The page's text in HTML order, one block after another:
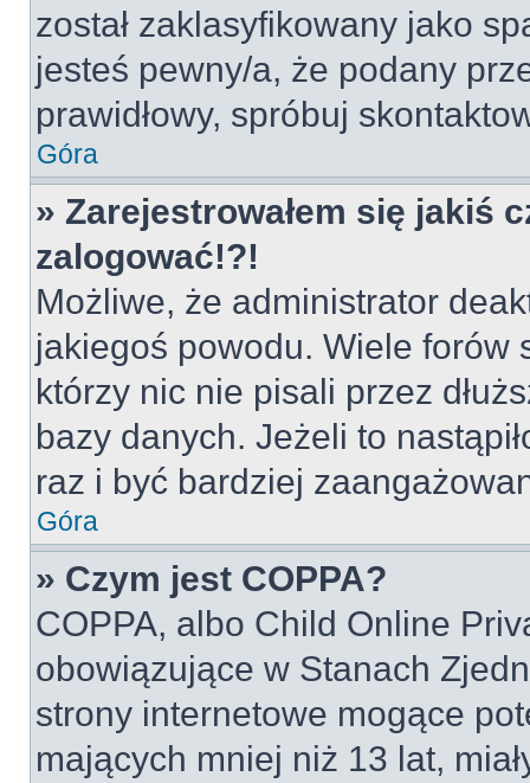
został zaklasyfikowany jako
jesteś pewny/a, że podany
prawidłowy, spróbuj
Góra
» Zarejestrowałem się jakiś
zalogować!?!
Możliwe, że administrator
jakiegoś powodu. Wiele forów
którzy nic nie pisali przez
bazy danych. Jeżeli to
raz i być bardziej
Góra
» Czym jest COPPA?
COPPA, albo Child Online
obowiązujące w Stanach
strony internetowe mogące
mających mniej niż 13 lat,